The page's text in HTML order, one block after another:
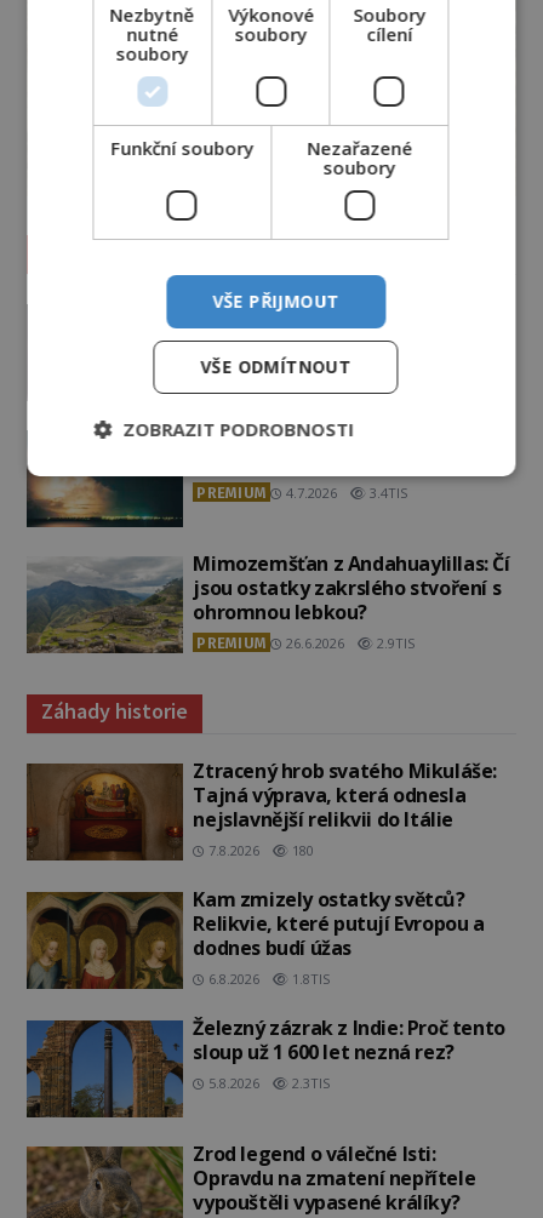
Podivné události roku 2023: Jsou
Američané v obležení UFO?
PREMIUM 27.7.2026
Nad australským městem
PREMIUM 4.7.2026 3.4TIS
Mimozemšťan z Andahuaylillas: Čí
jsou ostatky zakrslého stvoření s
ohromnou lebkou?
PREMIUM 26.6.2026 2.9TIS
Záhady historie
Ztracený hrob svatého Mikuláše:
Tajná výprava, která odnesla
nejslavnější relikvii do Itálie
7.8.2026 180
Kam zmizely ostatky světců?
Relikvie, které putují Evropou a
dodnes budí úžas
6.8.2026 1.8TIS
Železný zázrak z Indie: Proč tento
sloup už 1 600 let nezná rez?
5.8.2026 2.3TIS
Zrod legend o válečné lsti:
Opravdu na zmatení nepřítele
vypouštěli vypasené králíky?
Nezbytně
nutné
soubory
Výkonové
soubory
Soubory
cílení
Funkční soubory
Nezařazené
soubory
VŠE PŘIJMOUT
VŠE ODMÍTNOUT
ZOBRAZIT PODROBNOSTI